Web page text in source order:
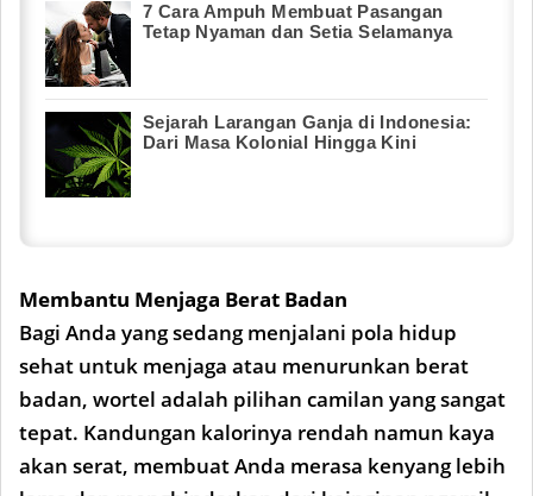
7 Cara Ampuh Membuat Pasangan
Tetap Nyaman dan Setia Selamanya
Sejarah Larangan Ganja di Indonesia:
Dari Masa Kolonial Hingga Kini
Membantu Menjaga Berat Badan
Bagi Anda yang sedang menjalani pola hidup
sehat untuk menjaga atau menurunkan berat
badan, wortel adalah pilihan camilan yang sangat
tepat. Kandungan kalorinya rendah namun kaya
akan serat, membuat Anda merasa kenyang lebih